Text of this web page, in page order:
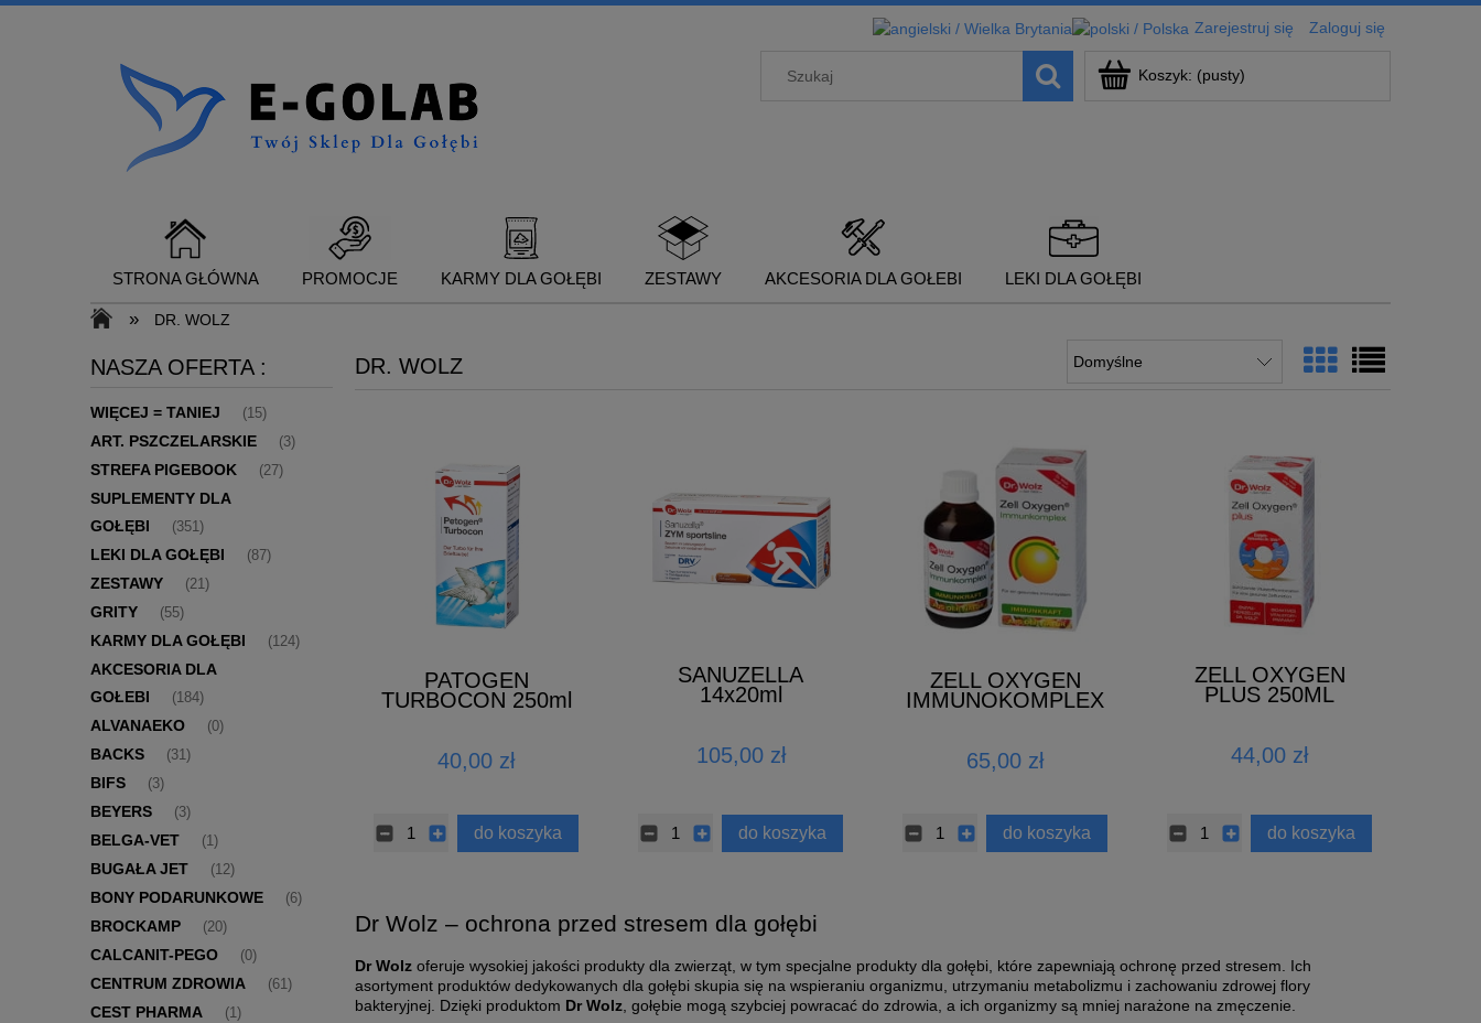
Zarejestruj się Zaloguj się
Koszyk: (pusty)
STRONA GŁÓWNA PROMOCJE KARMY DLA GOŁĘBI ZESTAWY AKCESORIA DLA GOŁEBI LEKI DLA GOŁĘBI
SUPLEMENTY DLA GOŁĘBI KONTAKT
» DR. WOLZ
NASZA OFERTA :
WIĘCEJ = TANIEJ (15)
ART. PSZCZELARSKIE (3)
STREFA PIGEBOOK (27)
SUPLEMENTY DLA
GOŁĘBI
(351)
LEKI DLA GOŁĘBI (87)
ZESTAWY (21)
GRITY (55)
KARMY DLA GOŁĘBI (124)
AKCESORIA DLA
GOŁEBI
(184)
ALVANAEKO (0)
BACKS (31)
BIFS (3)
BEYERS (3)
BELGA-VET (1)
BUGAŁA JET (12)
BONY PODARUNKOWE (6)
BROCKAMP (20)
CALCANIT-PEGO (0)
CENTRUM ZDROWIA (61)
CEST PHARMA (1)
DR. WOLZ
PATOGEN
TURBOCON 250ml
40,00 zł
do koszyka
SANUZELLA
14x20ml
105,00 zł
do koszyka
ZELL OXYGEN
IMMUNOKOMPLEX
65,00 zł
do koszyka
ZELL OXYGEN
PLUS 250ML
44,00 zł
do koszyka
Dr Wolz – ochrona przed stresem dla gołębi
Dr Wolz oferuje wysokiej jakości produkty dla zwierząt, w tym specjalne produkty dla gołębi, które zapewniają ochronę przed stresem. Ich
asortyment produktów dedykowanych dla gołębi skupia się na wspieraniu organizmu, utrzymaniu metabolizmu i zachowaniu zdrowej flory
bakteryjnej. Dzięki produktom Dr Wolz, gołębie mogą szybciej powracać do zdrowia, a ich organizmy są mniej narażone na zmęczenie.